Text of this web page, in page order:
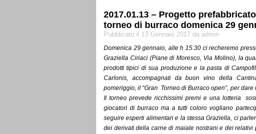
2017.01.13 – Progetto
torneo di burraco domenica 29
Pubblicato il 13 Gennaio 2017 da admin
Domenica 29 gennaio, alle h 15:30 ci recheremo
Graziella Ciriaci (Piane di Moresco, Via Molino), la
prodotti tipici di sua produzione e la pasta di
Carlonis, accompagnati da buon vino della
pomeriggio, il “Gran Torneo di Burraco open”, per
Il torneo prevede ricchissimi premi e una lotteria
giocatori di burraco ma a tutti coloro vogliano
seguire esperti alimentari e la stessa Graziella, ci
dei derivati della carne di maiale nostrani e dei